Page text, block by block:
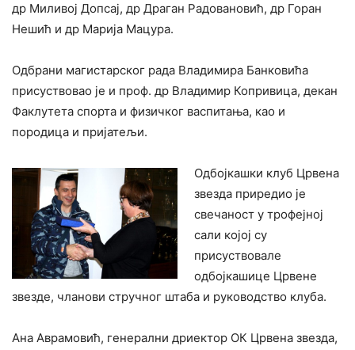
др Миливој Допсај, др Драган Радовановић, др Горан
Нешић и др Марија Мацура.
Одбрани магистарског рада Владимира Банковића
присуствовао је и проф. др Владимир Копривица, декан
Факлутета спорта и физичког васпитања, као и
породица и пријатељи.
Одбојкашки клуб Црвена
звезда приредио је
свечаност у трофејној
сали којој су
присуствовале
одбојкашице Црвене
звезде, чланови стручног штаба и руководство клуба.
Ана Аврамовић, генерални дриектор ОК Црвена звезда,